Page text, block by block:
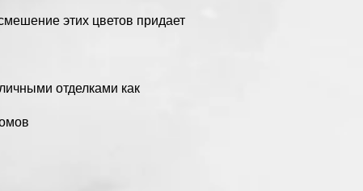
этих цветов придает
отделками как